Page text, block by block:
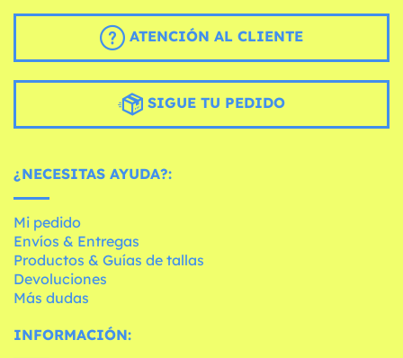
ATENCIÓN AL CLIENTE
SIGUE TU PEDIDO
¿NECESITAS AYUDA?:
Mi pedido
Envíos & Entregas
Productos & Guías de tallas
Devoluciones
Más dudas
INFORMACIÓN: